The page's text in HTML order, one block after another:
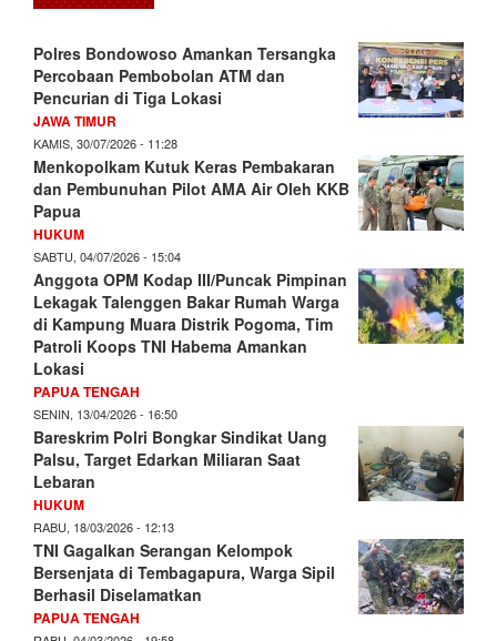
Polres Bondowoso Amankan Tersangka
Percobaan Pembobolan ATM dan
Pencurian di Tiga Lokasi
JAWA TIMUR
KAMIS, 30/07/2026 - 11:28
Menkopolkam Kutuk Keras Pembakaran
dan Pembunuhan Pilot AMA Air Oleh KKB
Papua
HUKUM
SABTU, 04/07/2026 - 15:04
Anggota OPM Kodap III/Puncak Pimpinan
Lekagak Talenggen Bakar Rumah Warga
di Kampung Muara Distrik Pogoma, Tim
Patroli Koops TNI Habema Amankan
Lokasi
PAPUA TENGAH
SENIN, 13/04/2026 - 16:50
Bareskrim Polri Bongkar Sindikat Uang
Palsu, Target Edarkan Miliaran Saat
Lebaran
HUKUM
RABU, 18/03/2026 - 12:13
TNI Gagalkan Serangan Kelompok
Bersenjata di Tembagapura, Warga Sipil
Berhasil Diselamatkan
PAPUA TENGAH